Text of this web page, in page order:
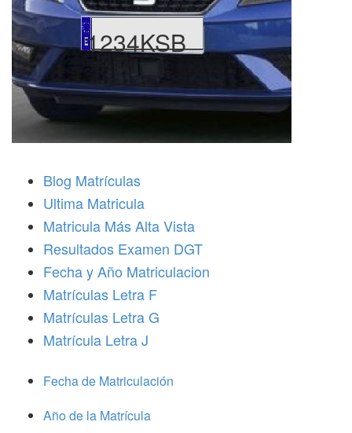
1234KSB
Blog Matrículas
Ultima Matricula
Matricula Más Alta Vista
Resultados Examen DGT
Fecha y Año Matriculacion
Matrículas Letra F
Matrículas Letra G
Matrícula Letra J
Fecha de Matriculación
Año de la Matrícula